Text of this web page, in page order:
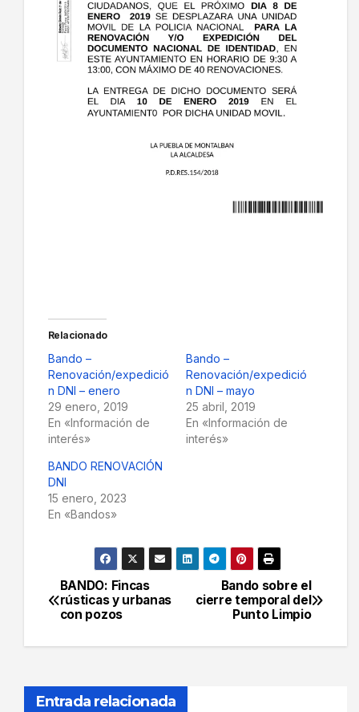
Relacionado
Bando –
Renovación/expedició
n DNI – enero
29 enero, 2019
En «Información de
interés»
Bando –
Renovación/expedició
n DNI – mayo
25 abril, 2019
En «Información de
interés»
BANDO RENOVACIÓN
DNI
15 enero, 2023
En «Bandos»
Navegación
de
Bando sobre el
cierre temporal del
Punto Limpio
BANDO: Fincas
rústicas y urbanas
con pozos
Entrada relacionada